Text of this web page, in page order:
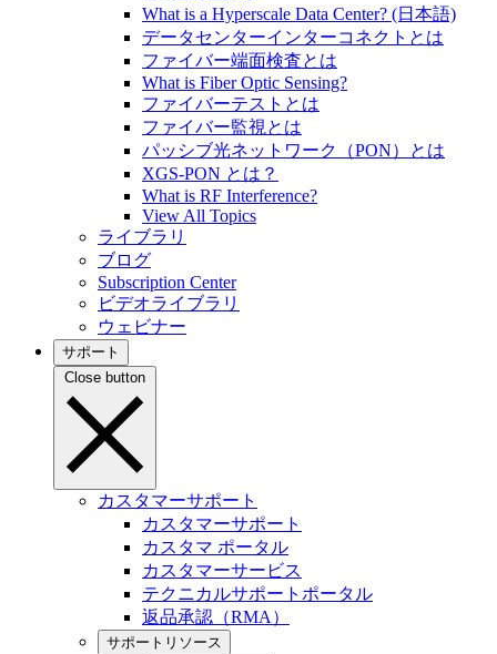
What is a Hyperscale Data Center? (日本語)
データセンターインターコネクトとは
ファイバー端面検査とは
What is Fiber Optic Sensing?
ファイバーテストとは
ファイバー監視とは
パッシブ光ネットワーク（PON）とは
XGS-PON とは？
What is RF Interference?
View All Topics
ライブラリ
ブログ
Subscription Center
ビデオライブラリ
ウェビナー
サポート
Close button
カスタマーサポート
カスタマーサポート
カスタマ ポータル
カスタマーサービス
テクニカルサポートポータル
返品承認（RMA）
サポートリソース